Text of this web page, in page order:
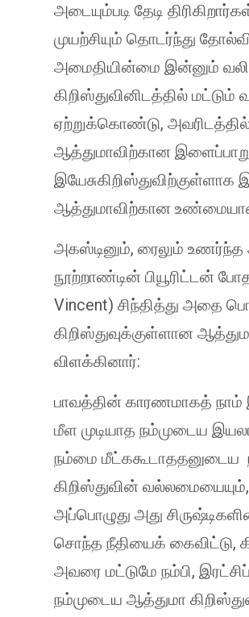
அடையும்படி தேடி
முயற்சியும் தொடர்ந்து
அமைதியின்மை இன்னும்
கிறிஸ்துவினிடத்தில்
ஏற்றுக்கொண்டு,
ஆத்துமாவிற்கான
ஆத்துமாவிற்கான
அகஸ்டினும், ரைலும்
நூற்றாண்டின் பியூரிட்டன்
Vincent) சிந்தித்து அதை
கிறிஸ்துவுக்குள்ளான
விளக்கினார்:
பாவத்தின் காரணமாகத் நாம்
மீள முடியாத நம்முடைய
நம்மை மீட்ககூடாததனுடைய
கிறிஸ்துவின்
அப்பொழுது அது
சொந்த நீதியைக் கைவிட்டு,
அவரை மட்டுமே நம்பி,
நம்முடைய ஆத்துமா